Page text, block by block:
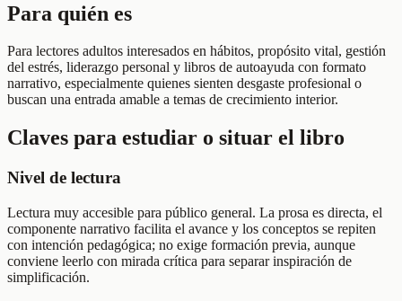
Para quién es
Para lectores adultos interesados en hábitos, propósito vital, gestión
del estrés, liderazgo personal y libros de autoayuda con formato
narrativo, especialmente quienes sienten desgaste profesional o
buscan una entrada amable a temas de crecimiento interior.
Claves para estudiar o situar el libro
Nivel de lectura
Lectura muy accesible para público general. La prosa es directa, el
componente narrativo facilita el avance y los conceptos se repiten
con intención pedagógica; no exige formación previa, aunque
conviene leerlo con mirada crítica para separar inspiración de
simplificación.